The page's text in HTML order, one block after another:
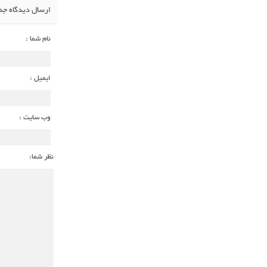
ارسال دیدگاه
نام شما :
ایمیل :
وب سایت :
نظر شما: